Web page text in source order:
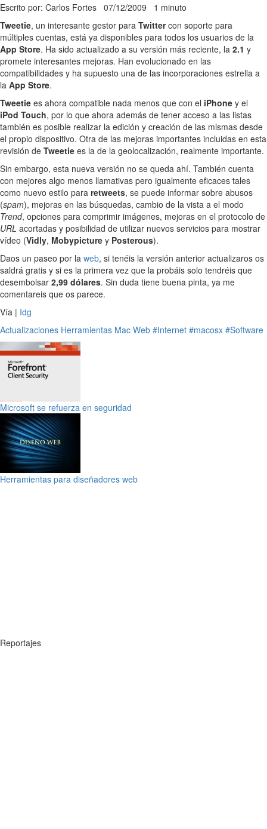
Escrito por: Carlos Fortes 07/12/2009 1 minuto
Tweetie, un interesante gestor para Twittercon soporte para
múltiples cuentas, está ya disponibles para todos los usuarios de la
App Store. Ha sido actualizado a su versión más reciente, la 2.1 y
promete interesantes mejoras. Han evolucionado en las
compatibilidades y ha supuesto una de las incorporaciones estrella a
la App Store.
Tweetie es ahora compatible nada menos que con el iPhone y el
iPod Touch, por lo que ahora además de tener acceso a las listas
también es posible realizar la edición y creación de las mismas desde
el propio dispositivo. Otra de las mejoras importantes incluidas en esta
revisión de Tweetie es la de la geolocalización, realmente importante.
Sin embargo, esta nueva versión no se queda ahí. También cuenta
con mejores algo menos llamativas pero igualmente eficaces tales
como nuevo estilo para retweets, se puede informar sobre abusos
(spam), mejoras en las búsquedas, cambio de la vista a el modo
Trend, opciones para comprimir imágenes, mejoras en el protocolo de
URL acortadas y posibilidad de utilizar nuevos servicios para mostrar
vídeo (Vidly, Mobypicture y Posterous).
Daos un paseo por la web, si tenéis la versión anterior actualizaros os
saldrá gratis y si es la primera vez que la probáis solo tendréis que
desembolsar 2,99 dólares. Sin duda tiene buena pinta, ya me
comentareis que os parece.
Vía | Idg
Actualizaciones Herramientas Mac Web #Internet #macosx #Software
Microsoft se refuerza en seguridad
Herramientas para diseñadores web
Reportajes